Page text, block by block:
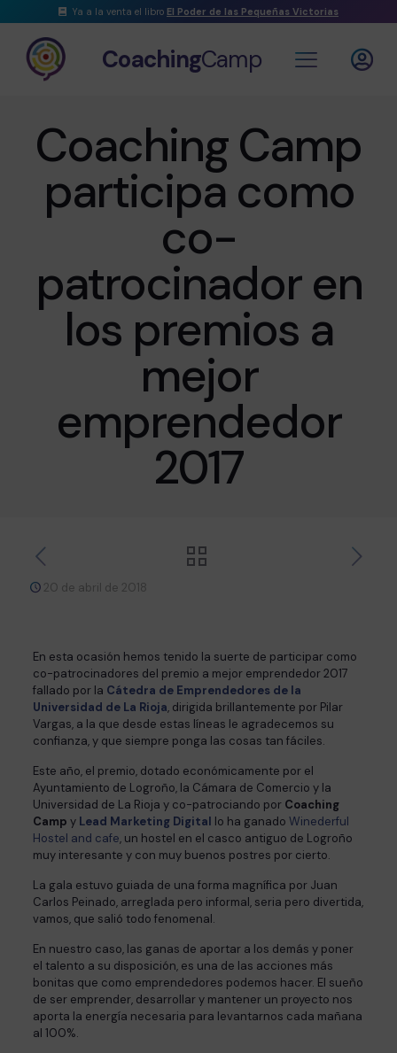
Ya a la venta el libro El Poder de las Pequeñas Victorias
CoachingCamp
Coaching Camp
participa como
co-
patrocinador en
los premios a
mejor
emprendedor
2017
20 de abril de 2018
En esta ocasión hemos tenido la suerte de participar como
co-patrocinadores del premio a mejor emprendedor 2017
fallado por la Cátedra de Emprendedores de la
Universidad de La Rioja, dirigida brillantemente por Pilar
Vargas, a la que desde estas líneas le agradecemos su
confianza, y que siempre ponga las cosas tan fáciles.
Este año, el premio, dotado económicamente por el
Ayuntamiento de Logroño, la Cámara de Comercio y la
Universidad de La Rioja y co-patrociando por Coaching
Camp y Lead Marketing Digital lo ha ganado Winederful
Hostel and cafe, un hostel en el casco antiguo de Logroño
muy interesante y con muy buenos postres por cierto.
La gala estuvo guiada de una forma magnífica por Juan
Carlos Peinado, arreglada pero informal, seria pero divertida,
vamos, que salió todo fenomenal.
En nuestro caso, las ganas de aportar a los demás y poner
el talento a su disposición, es una de las acciones más
bonitas que como emprendedores podemos hacer. El sueño
de ser emprender, desarrollar y mantener un proyecto nos
aporta la energía necesaria para levantarnos cada mañana
al 100%.